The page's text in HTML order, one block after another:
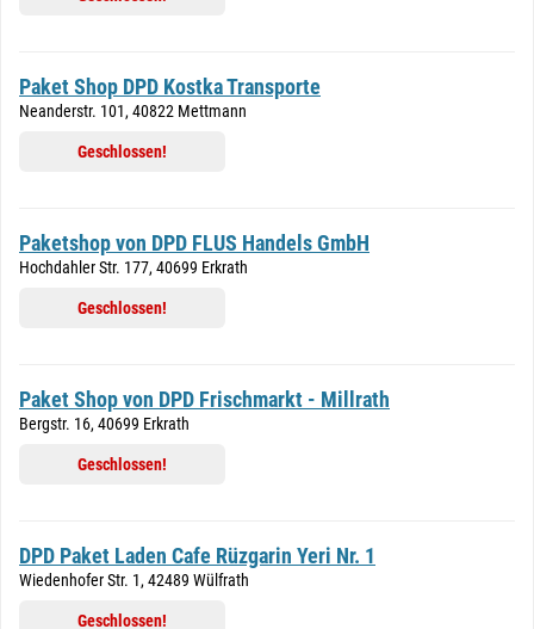
Paket Shop DPD Kostka Transporte
Neanderstr. 101, 40822 Mettmann
Geschlossen!
Paketshop von DPD FLUS Handels GmbH
Hochdahler Str. 177, 40699 Erkrath
Geschlossen!
Paket Shop von DPD Frischmarkt - Millrath
Bergstr. 16, 40699 Erkrath
Geschlossen!
DPD Paket Laden Cafe Rüzgarin Yeri Nr. 1
Wiedenhofer Str. 1, 42489 Wülfrath
Geschlossen!